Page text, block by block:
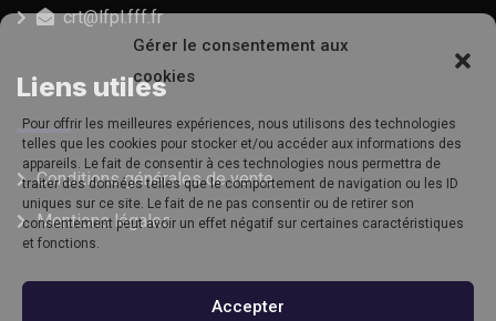
Gérer le consentement aux
cookies
Pour offrir les meilleures expériences, nous utilisons des technologies
telles que les cookies pour stocker et/ou accéder aux informations des
appareils. Le fait de consentir à ces technologies nous permettra de
traiter des données telles que le comportement de navigation ou les ID
uniques sur ce site. Le fait de ne pas consentir ou de retirer son
consentement peut avoir un effet négatif sur certaines caractéristiques
et fonctions.
Accepter
crt@lfpl.fff.fr
Liens utiles
Conditions générales de vente
Mentions légales